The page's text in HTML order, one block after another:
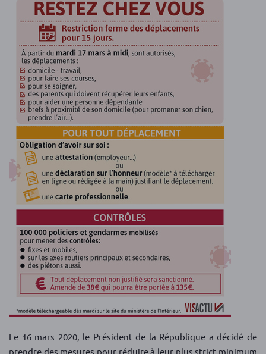
Le 16 mars 2020, le Président de la République a décidé de
prendre des mesures pour réduire à leur plus strict minimum